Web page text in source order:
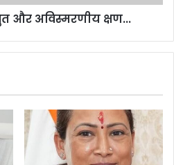
और अविस्मरणीय क्षण...